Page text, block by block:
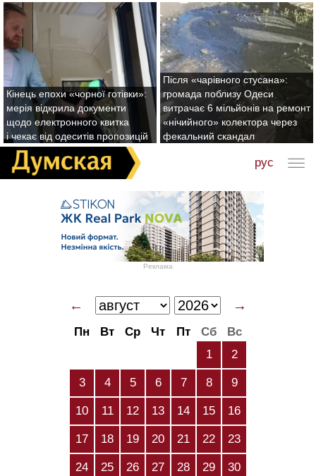
Кінець епохи «чорної готівки»:
мерія відкрила документи
щодо електронного квитка
і чекає від одеситів пропозицій
Після «чарівного стусана»:
громада поблизу Одеси
витрачає 6 мільйонів на ремонт
«нічийного» колектора через
фекальний скандал
рус
Реклама
← →
Пн Вт Ср Чт Пт Сб
Вс
1
2
3 4 5 6 7 8 9
10 11 12 13 14 15 16
17 18 19 20 21 22 23
24 25 26 27 28 29 30